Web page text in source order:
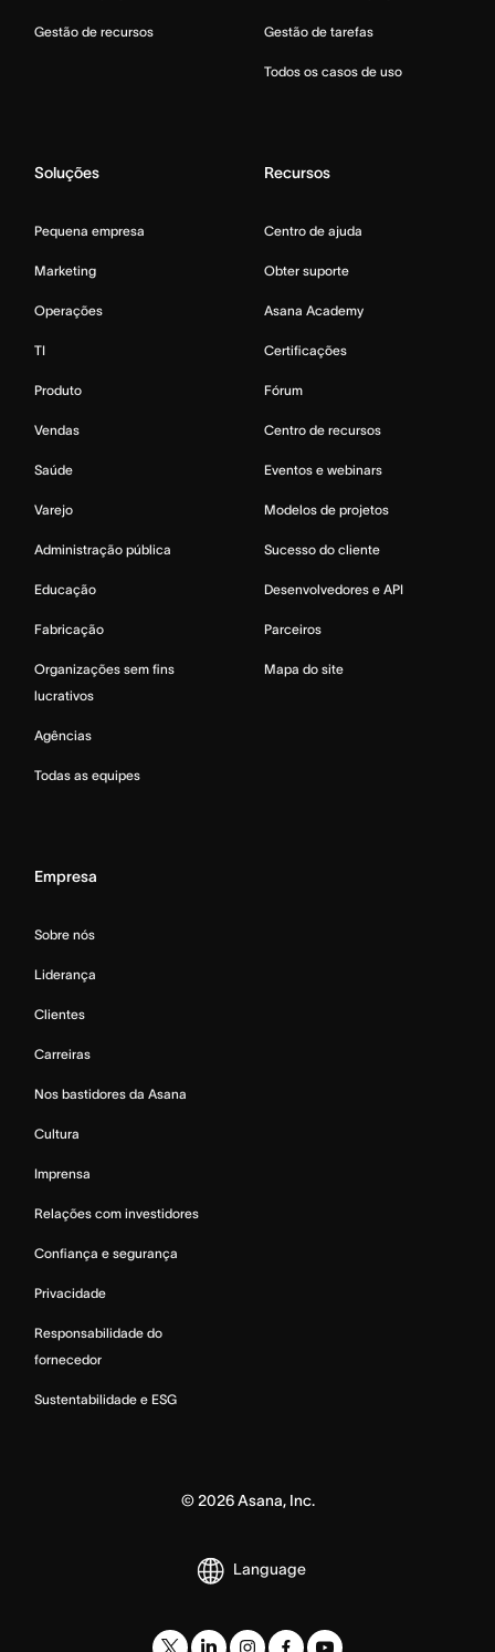
Gestão de recursos Gestão de tarefas
Todos os casos de uso
Soluções
Pequena empresa
Marketing
Operações
TI
Produto
Vendas
Saúde
Varejo
Administração pública
Educação
Fabricação
Organizações sem fins
lucrativos
Agências
Todas as equipes
Recursos
Centro de ajuda
Obter suporte
Asana Academy
Certificações
Fórum
Centro de recursos
Eventos e webinars
Modelos de projetos
Sucesso do cliente
Desenvolvedores e API
Parceiros
Mapa do site
Empresa
Sobre nós
Liderança
Clientes
Carreiras
Nos bastidores da Asana
Cultura
Imprensa
Relações com investidores
Confiança e segurança
Privacidade
Responsabilidade do
fornecedor
Sustentabilidade e ESG
© 2026Asana, Inc.
Language